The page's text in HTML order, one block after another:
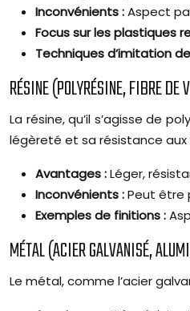
Inconvénients :Aspect
Focus sur les plastiques
Techniques d’imitation
RÉSINE (POLYRÉSINE, FIBRE DE
La résine, qu’il s’agisse de
légèreté et sa résistance
Avantages :Léger,
Inconvénients :Peut être
Exemples de finitions :
MÉTAL (ACIER GALVANISÉ,
Le métal, comme l’acier